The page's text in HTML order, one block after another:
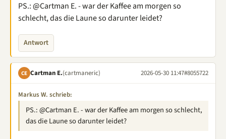
PS.: @Cartman E. - war der Kaffee am morgen so
schlecht, das die Laune so darunter leidet?
Antwort
CE Cartman E.(cartmaneric) 2026-05-30 11:47#8055722
Markus W. schrieb:
PS.: @Cartman E. - war der Kaffee am morgen so schlecht,
das die Laune so darunter leidet?